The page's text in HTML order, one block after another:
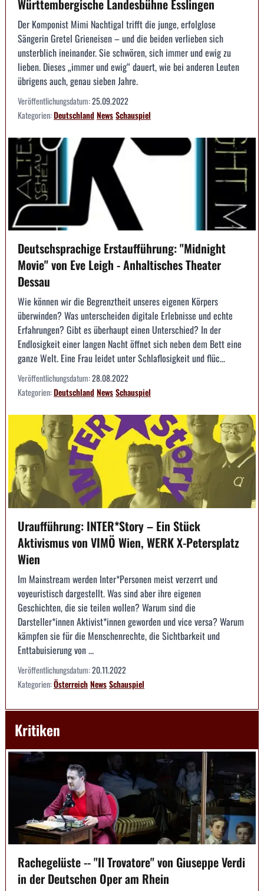
Württembergische Landesbühne Esslingen
Der Komponist Mimi Nachtigal trifft die junge, erfolglose
Sängerin Gretel Grieneisen – und die beiden verlieben sich
unsterblich ineinander. Sie schwören, sich immer und ewig zu
lieben. Dieses „immer und ewig“ dauert, wie bei anderen Leuten
übrigens auch, genau sieben Jahre.
Veröffentlichungsdatum:25.09.2022
Kategorien:DeutschlandNewsSchauspiel
Deutschsprachige Erstaufführung: "Midnight
Movie" von Eve Leigh - Anhaltisches Theater
Dessau
Wie können wir die Begrenztheit unseres eigenen Körpers
überwinden? Was unterscheiden digitale Erlebnisse und echte
Erfahrungen? Gibt es überhaupt einen Unterschied? In der
Endlosigkeit einer langen Nacht öffnet sich neben dem Bett eine
ganze Welt. Eine Frau leidet unter Schlaflosigkeit und flüc...
Veröffentlichungsdatum:28.08.2022
Kategorien:DeutschlandNewsSchauspiel
Uraufführung: INTER*Story – Ein Stück
Aktivismus von VIMÖ Wien, WERK X-Petersplatz
Wien
Im Mainstream werden Inter*Personen meist verzerrt und
voyeuristisch dargestellt. Was sind aber ihre eigenen
Geschichten, die sie teilen wollen? Warum sind die
Darsteller*innen Aktivist*innen geworden und vice versa? Warum
kämpfen sie für die Menschenrechte, die Sichtbarkeit und
Enttabuisierung von ...
Veröffentlichungsdatum:20.11.2022
Kategorien:ÖsterreichNewsSchauspiel
Kritiken
Rachegelüste -- "Il Trovatore" von Giuseppe Verdi
in der Deutschen Oper am Rhein